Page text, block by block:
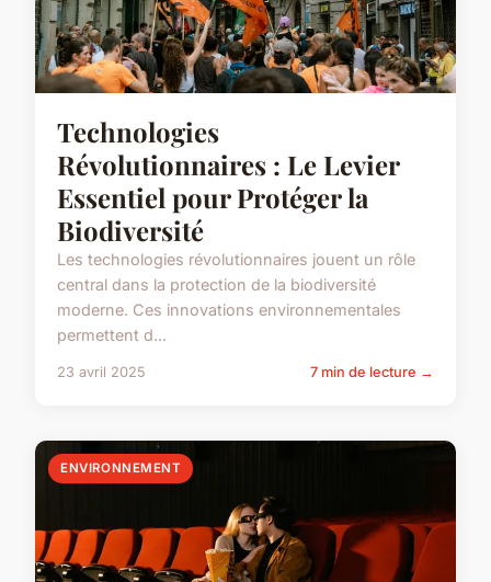
Technologies
Révolutionnaires : Le Levier
Essentiel pour Protéger la
Biodiversité
Les technologies révolutionnaires jouent un rôle
central dans la protection de la biodiversité
moderne. Ces innovations environnementales
permettent d...
23 avril 2025 7 min de lecture →
ENVIRONNEMENT